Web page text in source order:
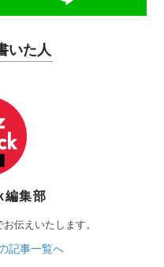
いた人
集部
伝えいたします。
記事一覧へ